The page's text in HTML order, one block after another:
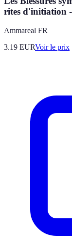
rites d'initiation
Ammareal FR
3.19 EURVoir le prix